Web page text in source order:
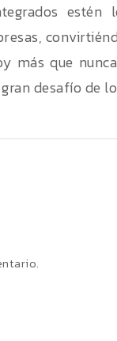
estén
más que
desafío de